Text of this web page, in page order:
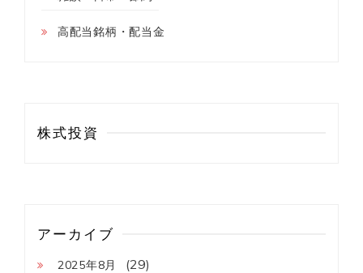
高配当銘柄・配当金
株式投資
アーカイブ
2025年8月 (29)